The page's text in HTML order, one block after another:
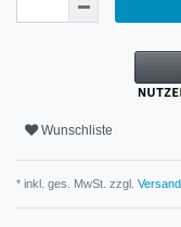
Wunschliste
* inkl. ges. MwSt. zzgl.